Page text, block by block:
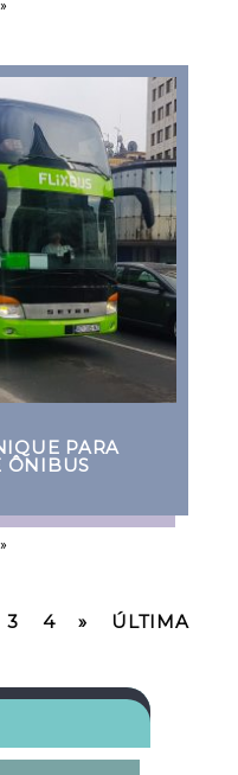
PARA
ÔNIBUS
3 4 » ÚLTIMA